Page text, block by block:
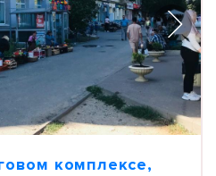
комплексе,